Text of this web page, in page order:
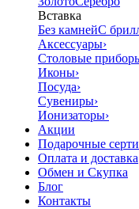
Вставка
Без камнейС
Аксессуары›
Столовые
Иконы›
Посуда›
Сувениры›
Ионизаторы›
Акции
Подарочные
Оплата и доставка
Обмен и Скупка
Блог
Контакты